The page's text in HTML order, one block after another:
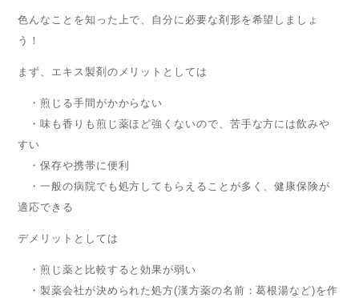
色んなことを知った上で、自分に必要な剤形を希望しましょ
う！
まず、エキス製剤のメリットとしては
・煎じる手間がかからない
・味も香りも煎じ薬ほど強くないので、苦手な方には飲みや
すい
・保存や携帯に便利
・一般の病院でも処方してもらえることが多く、健康保険が
適応できる
デメリットとしては
・煎じ薬と比較すると効果が弱い
・製薬会社が決められた処方(漢方薬の名前：葛根湯など)を作